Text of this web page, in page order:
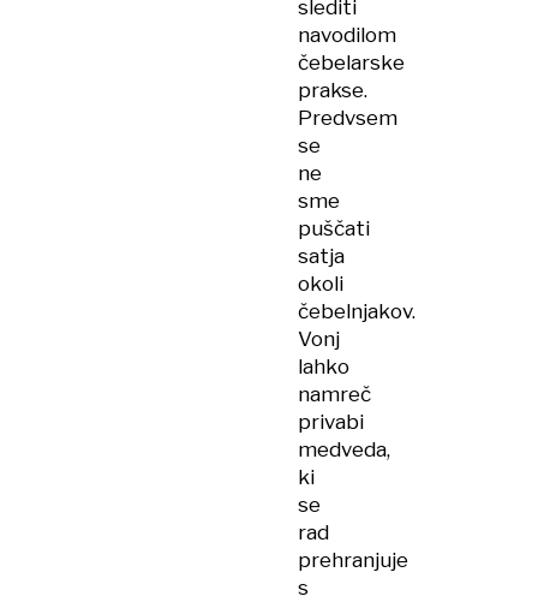
slediti
navodilom
čebelarske
prakse.
Predvsem
se
ne
sme
puščati
satja
okoli
čebelnjakov.
Vonj
lahko
namreč
privabi
medveda,
ki
se
rad
prehranjuje
s